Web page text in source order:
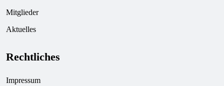
Mitglieder
Aktuelles
Rechtliches
Impressum